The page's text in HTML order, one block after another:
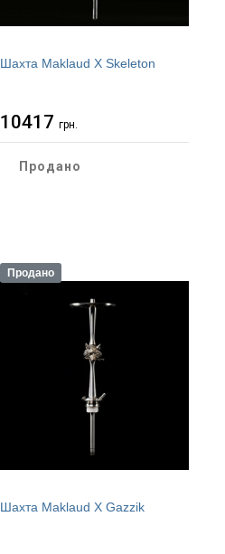
Шахта Maklaud X Skeleton
10417 грн.
Продано
Продано
Шахта Maklaud X Gazzik